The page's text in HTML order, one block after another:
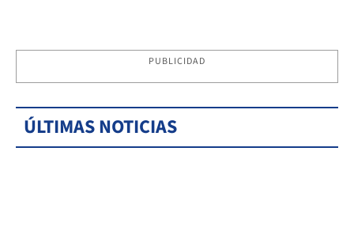
PUBLICIDAD
ÚLTIMAS NOTICIAS